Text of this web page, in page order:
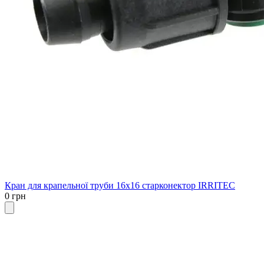
Кран для крапельної труби 16х16 старконектор IRRITEC
0 грн